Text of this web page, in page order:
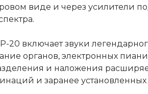
виде и через усилители
включает звуки
органов, электронных
и наложения
и заранее установленных